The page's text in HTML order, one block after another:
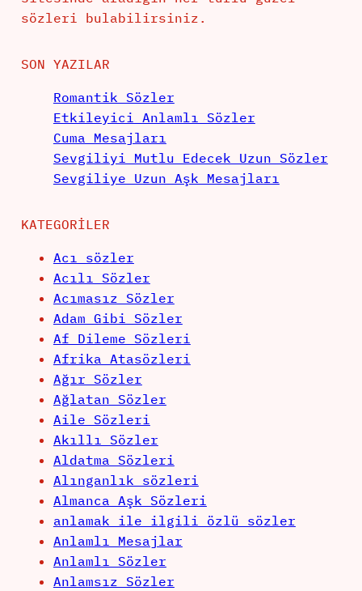
sözleri bulabilirsiniz.
SON YAZILAR
Romantik Sözler
Etkileyici Anlamlı Sözler
Cuma Mesajları
Sevgiliyi Mutlu Edecek Uzun Sözler
Sevgiliye Uzun Aşk Mesajları
KATEGORILER
Acı sözler
Acılı Sözler
Acımasız Sözler
Adam Gibi Sözler
Af Dileme Sözleri
Afrika Atasözleri
Ağır Sözler
Ağlatan Sözler
Aile Sözleri
Akıllı Sözler
Aldatma Sözleri
Alınganlık sözleri
Almanca Aşk Sözleri
anlamak ile ilgili özlü sözler
Anlamlı Mesajlar
Anlamlı Sözler
Anlamsız Sözler